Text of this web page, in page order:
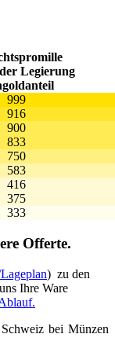
Legierung
999
916
900
833
750
583
416
375
333
Offerte.
) zu den
Ihre Ware
bei Münzen